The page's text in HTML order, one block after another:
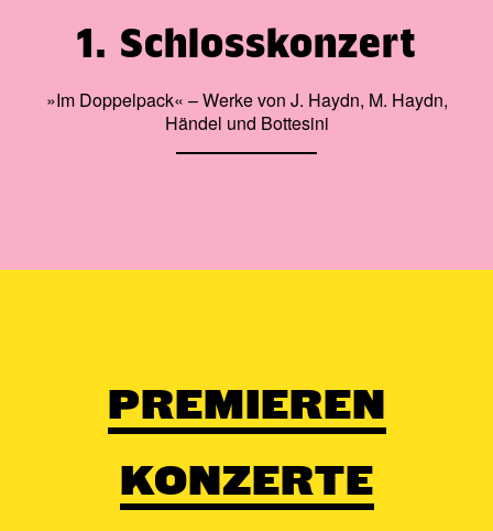
1. Schlosskonzert
»Im Doppelpack« – Werke von J. Haydn, M. Haydn,
Händel und Bottesini
PREMIEREN
KONZERTE